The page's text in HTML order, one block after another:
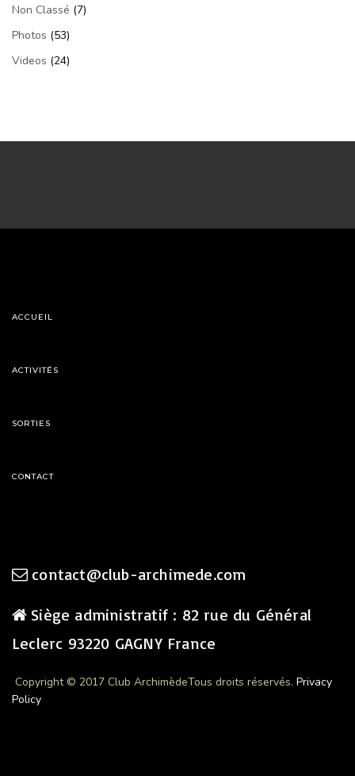
Non Classé (7)
Photos (53)
Videos (24)
ACCUEIL
ACTIVITÉS
SORTIES
CONTACT
contact@club-archimede.com
Siège administratif : 82 rue du Général
Leclerc 93220 GAGNY France
Copyright © 2017 Club ArchimèdeTous droits réservés. Privacy
Policy